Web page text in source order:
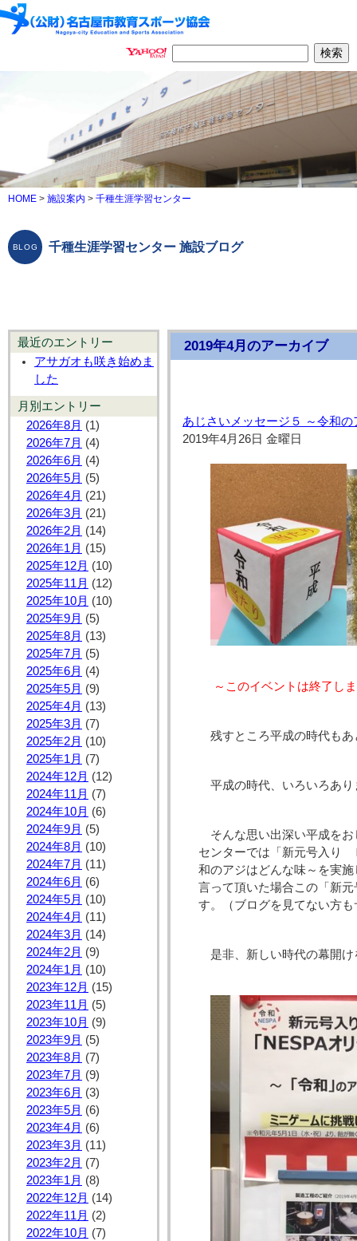
HOME > 施設案内 > 千種生涯学習センター
千種生涯学習センター 施設ブログ
最近のエントリー
アサガオも咲き始めま
した
月別エントリー
2026年8月 (1)
2026年7月 (4)
2026年6月 (4)
2026年5月 (5)
2026年4月 (21)
2026年3月 (21)
2026年2月 (14)
2026年1月 (15)
2025年12月 (10)
2025年11月 (12)
2025年10月 (10)
2025年9月 (5)
2025年8月 (13)
2025年7月 (5)
2025年6月 (4)
2025年5月 (9)
2025年4月 (13)
2025年3月 (7)
2025年2月 (10)
2025年1月 (7)
2024年12月 (12)
2024年11月 (7)
2024年10月 (6)
2024年9月 (5)
2024年8月 (10)
2024年7月 (11)
2024年6月 (6)
2024年5月 (10)
2024年4月 (11)
2024年3月 (14)
2024年2月 (9)
2024年1月 (10)
2023年12月 (15)
2023年11月 (5)
2023年10月 (9)
2023年9月 (5)
2023年8月 (7)
2023年7月 (9)
2023年6月 (3)
2023年5月 (6)
2023年4月 (6)
2023年3月 (11)
2023年2月 (7)
2023年1月 (8)
2022年12月 (14)
2022年11月 (2)
2022年10月 (7)
2019年4月のアーカイブ
あじさいメッセージ５ ～令和
2019年4月26日 金曜日
～このイベントは終了し
残すところ平成の時代も
平成の時代、いろいろあ
そんな思い出深い平成を
センターでは「新元号入り
和のアジはどんな味～を実
言って頂いた場合この「新
す。（ブログを見てない方
是非、新しい時代の幕開